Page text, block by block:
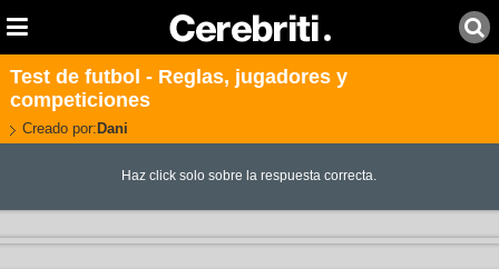
Test de futbol - Reglas, jugadores y
competiciones
Creado por: Dani
Haz click solo sobre la respuesta correcta.